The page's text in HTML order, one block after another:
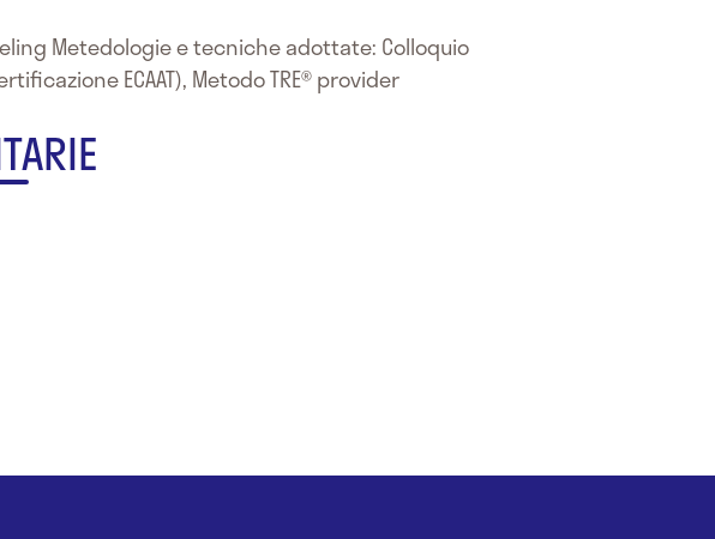
Metedologie e tecniche adottate: Colloquio
ECAAT), Metodo TRE® provider